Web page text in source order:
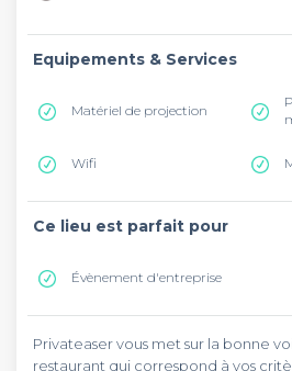
Equipements & Services
Matériel de projection
Wifi
Ce lieu est parfait pour
Évènement d'entreprise
Privateaser vous met sur la bonne
restaurant qui correspond à vos